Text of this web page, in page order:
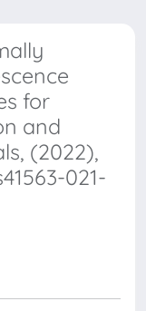
for
and
(2022),
021-